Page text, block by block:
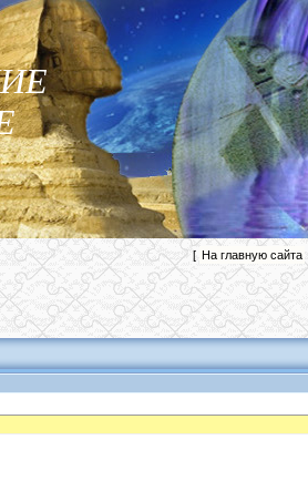
[ На главную сайта